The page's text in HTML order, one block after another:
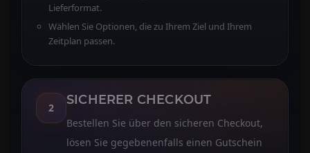
Lieferformat.
Wählen Sie Optionen, die zu Ihrem Ziel und Ihrem
Zeitplan passen.
2
SICHERER CHECKOUT
Bestellen Sie über den sicheren Checkout,
lösen Sie gegebenenfalls einen Gutschein